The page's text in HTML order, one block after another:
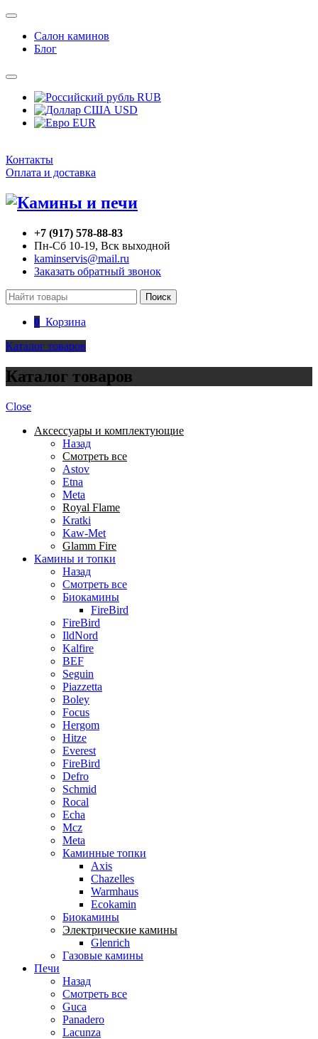
Салон каминов
Блог
RUB
USD
EUR
Контакты
Оплата и доставка
+7 (917) 578-88-83
Пн-Сб 10-19, Вск выходной
kaminservis@mail.ru
Заказать обратный звонок
Поиск
0 Корзина
Каталог товаров
Каталог товаров
Close
Аксессуары и комплектующие
Назад
Смотреть все
Astov
Etna
Meta
Royal Flame
Kratki
Kaw-Met
Glamm Fire
Камины и топки
Назад
Смотреть все
Биокамины
FireBird
FireBird
IldNord
Kalfire
BEF
Seguin
Piazzetta
Boley
Focus
Hergom
Hitze
Everest
FireBird
Defro
Schmid
Rocal
Echa
Mcz
Meta
Каминные топки
Axis
Chazelles
Warmhaus
Ecokamin
Биокамины
Электрические камины
Glenrich
Газовые камины
Печи
Назад
Смотреть все
Guca
Panadero
Lacunza